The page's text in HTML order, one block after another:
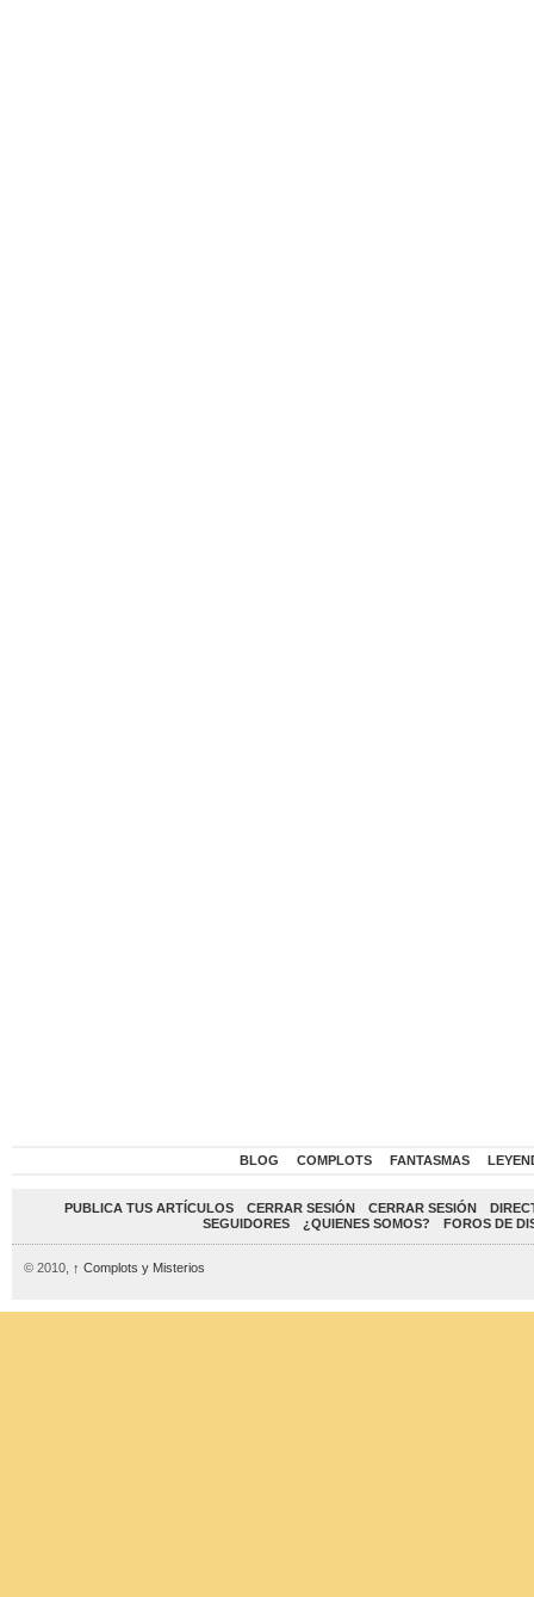
BLOG COMPLOTS FANTASMAS
PUBLICA TUS ARTÍCULOS CERRAR SESIÓN CERRAR SESIÓN
SEGUIDORES
¿QUIENES SOMOS? FOROS DE
© 2010, ↑ Complots y Misterios